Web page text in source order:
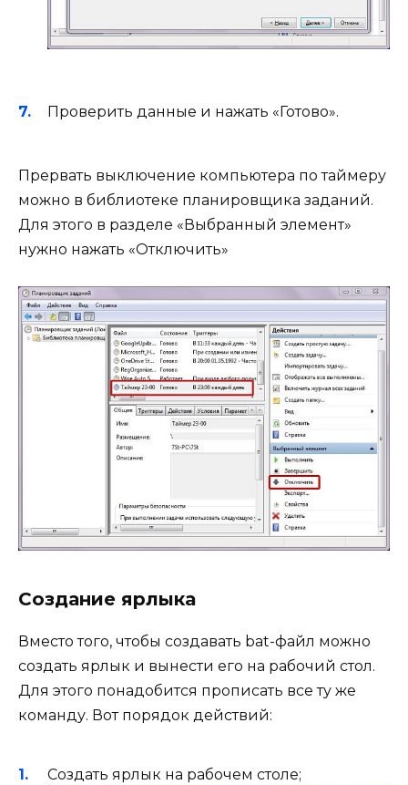
Проверить данные и нажать «Готово».
Прервать выключение компьютера по таймеру
можно в библиотеке планировщика заданий.
Для этого в разделе «Выбранный элемент»
нужно нажать «Отключить»
Создание ярлыка
Вместо того, чтобы создавать bat-файл можно
создать ярлык и вынести его на рабочий стол.
Для этого понадобится прописать все ту же
команду. Вот порядок действий:
Создать ярлык на рабочем столе;